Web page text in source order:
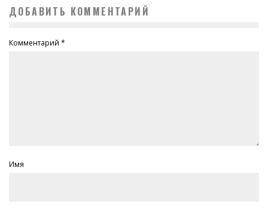
ДОБАВИТЬ КОММЕНТАРИЙ
Комментарий *
Имя